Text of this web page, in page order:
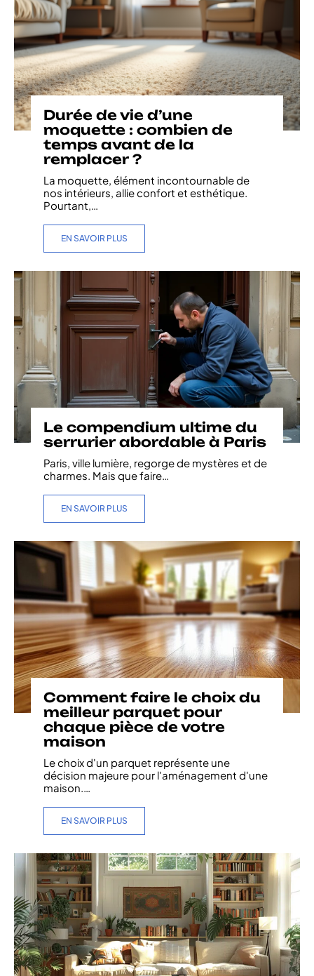
Durée de vie d’une
moquette : combien de
temps avant de la
remplacer ?
La moquette, élément incontournable de
nos intérieurs, allie confort et esthétique.
Pourtant,…
EN SAVOIR PLUS
Le compendium ultime du
serrurier abordable à Paris
Paris, ville lumière, regorge de mystères et de
charmes. Mais que faire
EN SAVOIR PLUS
Comment faire le choix du
meilleur parquet pour
chaque pièce de votre
maison
Le choix d'un parquet représente une
décision majeure pour l'aménagement d'une
maison.
EN SAVOIR PLUS